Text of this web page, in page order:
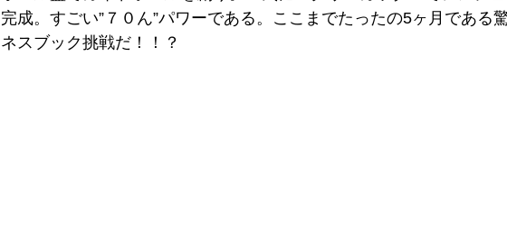
完成。すごい”７０ん”パワーである。ここまでたったの5ヶ月である
ネスブック挑戦だ！！？